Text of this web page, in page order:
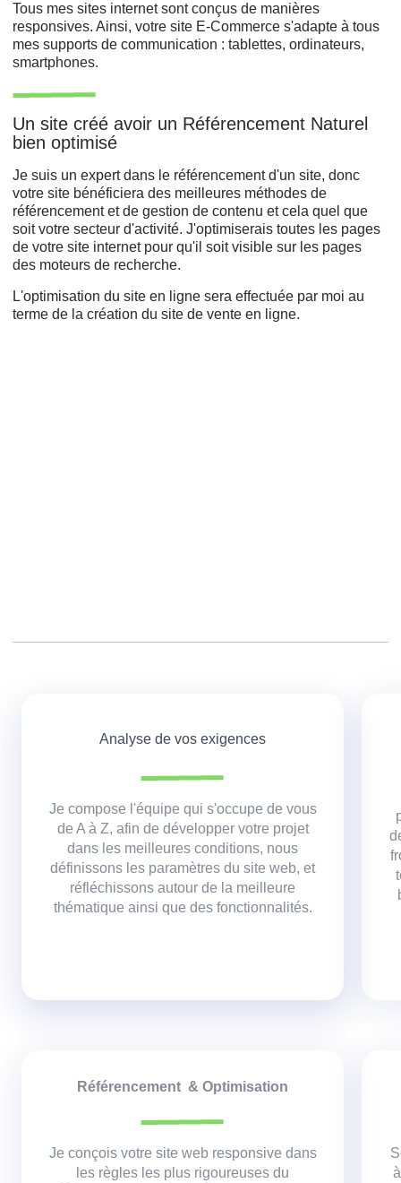
Tous mes sites internet sont conçus de manières
responsives. Ainsi, votre site E-Commerce s'adapte à tous
mes supports de communication : tablettes, ordinateurs,
smartphones.
Un site créé avoir un Référencement Naturel
bien optimisé
Je suis un expert dans le référencement d'un site, donc
votre site bénéficiera des meilleures méthodes de
référencement et de gestion de contenu et cela quel que
soit votre secteur d'activité. J'optimiserais toutes les pages
de votre site internet pour qu'il soit visible sur les pages
des moteurs de recherche.
L'optimisation du site en ligne sera effectuée par moi au
terme de la création du site de vente en ligne.
Analyse de vos exigences
Je compose l'équipe qui s'occupe de vous
de A à Z, afin de développer votre projet
dans les meilleures conditions, nous
définissons les paramètres du site web, et
réfléchissons autour de la meilleure
thématique ainsi que des fonctionnalités.
Référencement & Optimisation
Je conçois votre site web responsive dans
les règles les plus rigoureuses du